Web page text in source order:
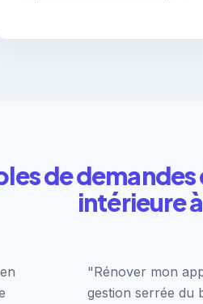
de
intérieure
"Rénover mon
gestion serrée du